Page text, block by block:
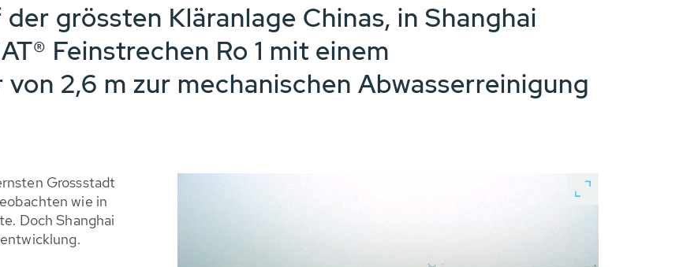
grössten Kläranlage Chinas, in Shanghai
Feinstrechen Ro 1 mit einem
2,6 m zur mechanischen Abwasserreinigung
Grossstadt
wie in
Doch Shanghai